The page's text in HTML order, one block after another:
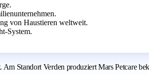
von Haustieren weltweit.
System.
Am Standort Verden produziert Mars